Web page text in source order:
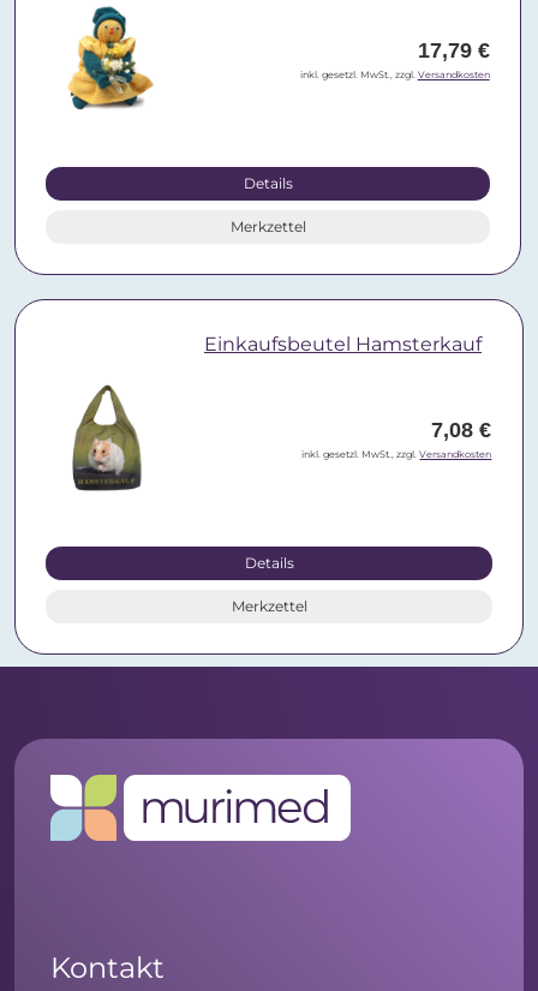
17,79 €
inkl. gesetzl. MwSt., zzgl. Versandkosten
Details
Merkzettel
Einkaufsbeutel Hamsterkauf
7,08 €
inkl. gesetzl. MwSt., zzgl.Versandkosten
Details
Merkzettel
Kontakt